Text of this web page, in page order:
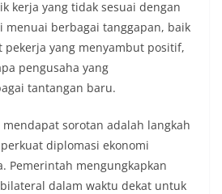
kerja yang tidak sesuai dengan
menuai berbagai tanggapan, baik
pekerja yang menyambut positif,
pengusaha yang
tantangan baru.
sorotan adalah langkah
diplomasi ekonomi
Pemerintah mengungkapkan
dalam waktu dekat untuk